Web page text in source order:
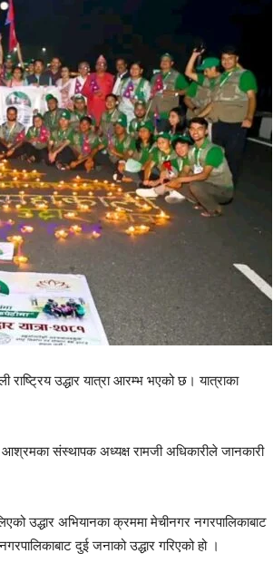
उद्धार यात्रा आरम्भ भएको छ। यात्राका
आश्रमका संस्थापक अध्यक्ष रामजी अधिकारीले जानकारी
उद्धार अभियानका क्रममा मेचीनगर नगरपालिकाबाट
दुई जनाको उद्धार गरिएको हो ।